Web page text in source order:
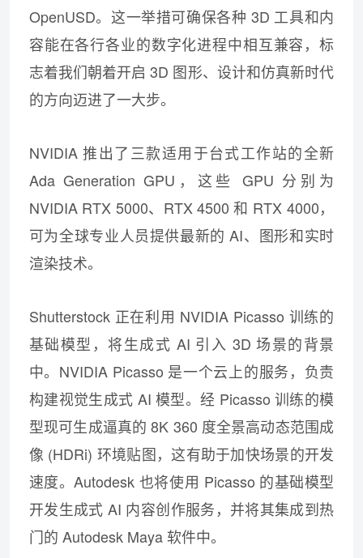
OpenUSD。这一举措可确保各种 3D 工具和内
容能在各行各业的数字化进程中相互兼容，标
志着我们朝着开启 3D 图形、设计和仿真新时代
的方向迈进了一大步。
NVIDIA 推出了三款适用于台式工作站的全新
Ada Generation GPU，这些 GPU 分别为
NVIDIA RTX 5000、RTX 4500 和 RTX 4000，
可为全球专业人员提供最新的 AI、图形和实时
渲染技术。
Shutterstock 正在利用 NVIDIA Picasso 训练的
基础模型，将生成式 AI 引入 3D 场景的背景
中。NVIDIA Picasso 是一个云上的服务，负责
构建视觉生成式 AI 模型。经 Picasso 训练的模
型现可生成逼真的 8K 360 度全景高动态范围成
像 (HDRi) 环境贴图，这有助于加快场景的开发
速度。Autodesk 也将使用 Picasso 的基础模型
开发生成式 AI 内容创作服务，并将其集成到热
门的 Autodesk Maya 软件中。